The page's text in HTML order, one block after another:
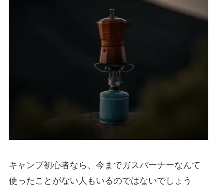
キャンプ初心者なら、今までガスバーナーなんて
使ったことがない人もいるのではないでしょう